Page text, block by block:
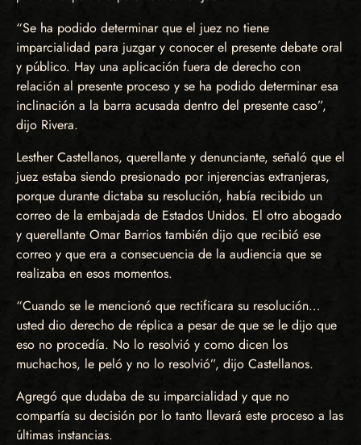
“Se ha podido determinar que el juez no tiene
imparcialidad para juzgar y conocer el presente debate oral
y público. Hay una aplicación fuera de derecho con
relación al presente proceso y se ha podido determinar esa
inclinación a la barra acusada dentro del presente caso”,
dijo Rivera.
Lesther Castellanos, querellante y denunciante, señaló que el
juez estaba siendo presionado por injerencias extranjeras,
porque durante dictaba su resolución, había recibido un
correo de la embajada de Estados Unidos. El otro abogado
y querellante Omar Barrios también dijo que recibió ese
correo y que era a consecuencia de la audiencia que se
realizaba en esos momentos.
“Cuando se le mencionó que rectificara su resolución…
usted dio derecho de réplica a pesar de que se le dijo que
eso no procedía. No lo resolvió y como dicen los
muchachos, le peló y no lo resolvió”, dijo Castellanos.
Agregó que dudaba de su imparcialidad y que no
compartía su decisión por lo tanto llevará este proceso a las
últimas instancias.